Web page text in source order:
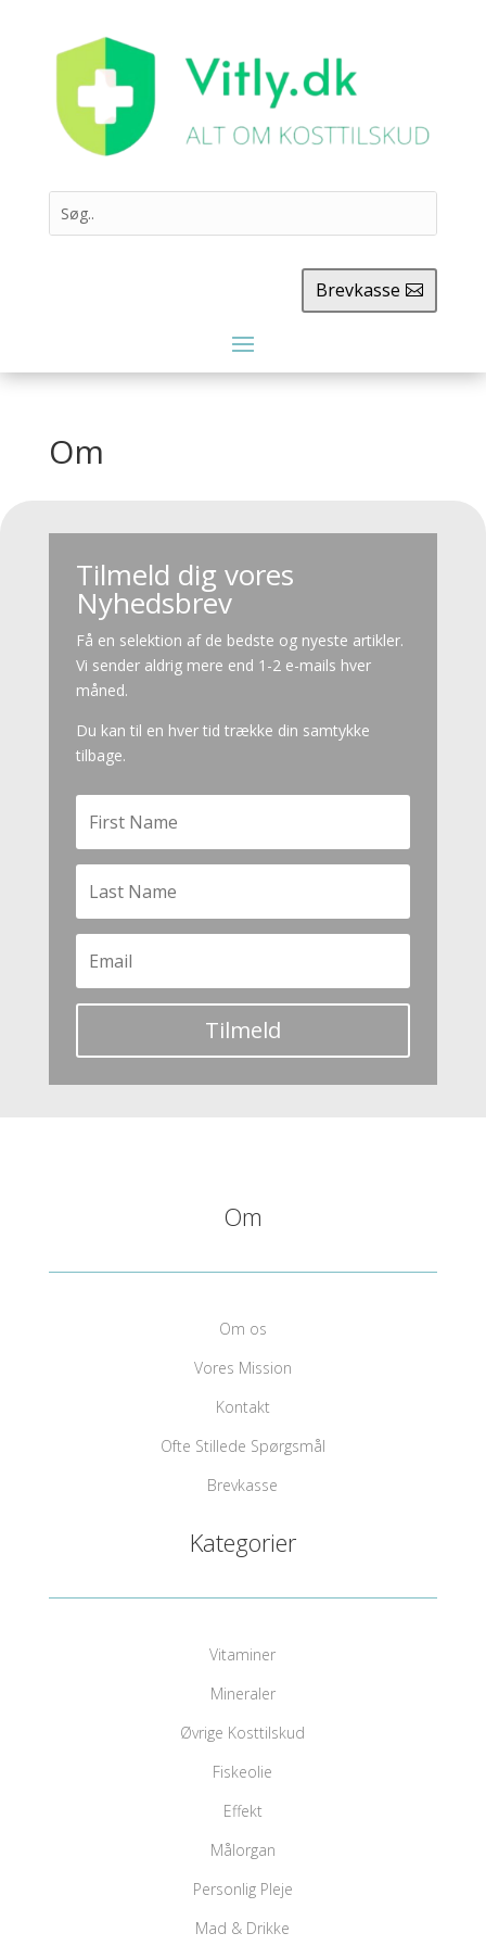
Brevkasse
Om
Tilmeld dig vores
Nyhedsbrev
Få en selektion af de bedste og nyeste artikler.
Vi sender aldrig mere end 1-2 e-mails hver
måned.
Du kan til en hver tid trække din samtykke
tilbage.
Tilmeld
Om
Om os
Vores Mission
Kontakt
Ofte Stillede Spørgsmål
Brevkasse
Kategorier
Vitaminer
Mineraler
Øvrige Kosttilskud
Fiskeolie
Effekt
Målorgan
Personlig Pleje
Mad & Drikke